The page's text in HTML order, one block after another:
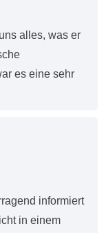
alles, was er
es eine sehr
informiert
in einem